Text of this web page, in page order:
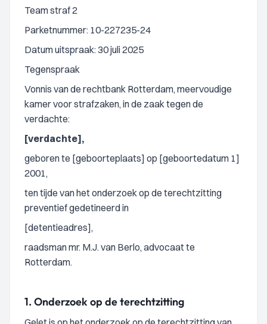
Team straf 2
Parketnummer: 10-227235-24
Datum uitspraak: 30 juli 2025
Tegenspraak
Vonnis van de rechtbank Rotterdam, meervoudige
kamer voor strafzaken, in de zaak tegen de
verdachte:
[verdachte],
geboren te [geboorteplaats] op [geboortedatum 1]
2001,
ten tijde van het onderzoek op de terechtzitting
preventief gedetineerd in
[detentieadres],
raadsman mr. M.J. van Berlo, advocaat te
Rotterdam.
1. Onderzoek op de terechtzitting